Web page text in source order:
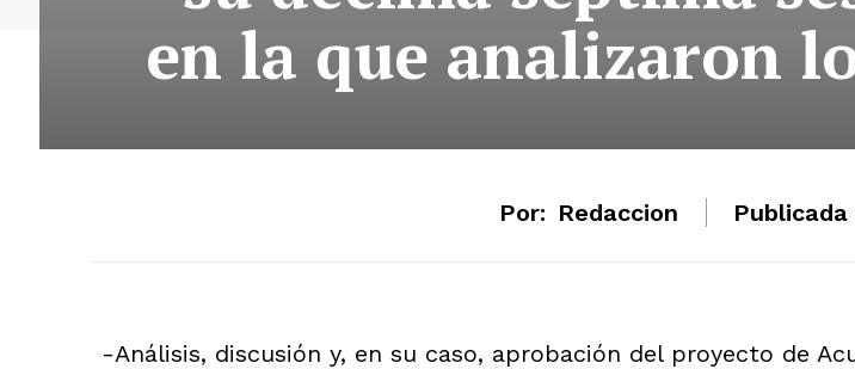
en la que analizaron
Por: Redaccion Publicada
-Análisis, discusión y, en su caso, aprobación del proyecto de